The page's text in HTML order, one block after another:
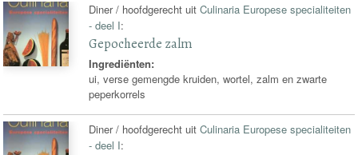
Diner / hoofdgerecht uitCulinaria Europese specialiteiten
- deel I:
Gepocheerde zalm
Ingrediënten:
ui, verse gemengde kruiden, wortel, zalm en zwarte
peperkorrels
Diner / hoofdgerecht uitCulinaria Europese specialiteiten
- deel I: